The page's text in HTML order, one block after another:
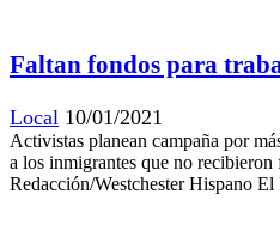
Faltan fondos para
Local 10/01/2021
Activistas planean campaña por
a los inmigrantes que no recibieron
Redacción/Westchester Hispano El